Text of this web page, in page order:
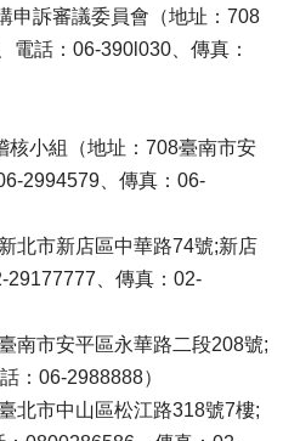
申訴審議委員會（地址：708
電話：06-390l030、傳真：
核小組（地址：708臺南市安
2994579、傳真：06-
北市新店區中華路74號;新店
29177777、傳真：02-
南市安平區永華路二段208號;
：06-2988888）
北市中山區松江路318號7樓;